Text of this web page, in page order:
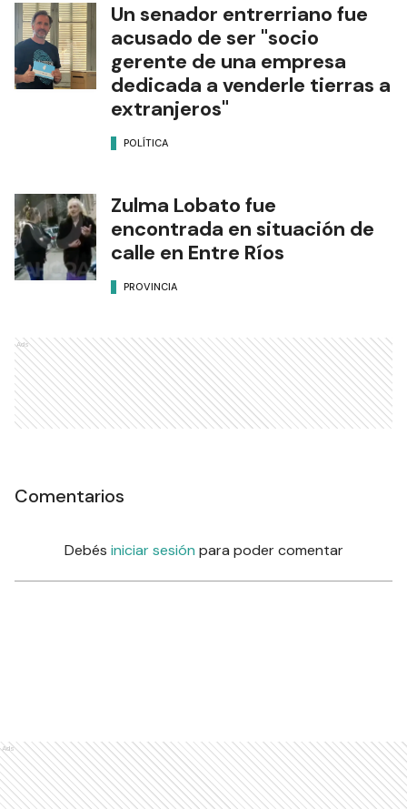
Un senador entrerriano fue
acusado de ser "socio
gerente de una empresa
dedicada a venderle tierras a
extranjeros"
POLÍTICA
Zulma Lobato fue
encontrada en situación de
calle en Entre Ríos
PROVINCIA
Ads
Comentarios
Debés iniciar sesión para poder comentar
Ads